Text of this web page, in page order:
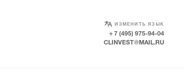
ИЗМЕНИТЬ ЯЗЫК
SELECT LANGUAGE
+ 7 (495) 975-94-04
CLINVEST@MAIL.RU